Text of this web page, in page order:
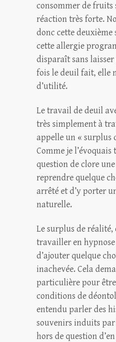
consommer de fruits
réaction très forte.
donc cette deuxième
cette allergie
disparaît sans
fois le deuil fait, elle
d’utilité.
Le travail de deuil
très simplement à
appelle un « surplus
Comme je
question de clore
reprendre quelque
arrêté et d’y porter
naturelle.
Le surplus de réalité,
travailler en
d’ajouter quelque
inachevée. Cela
particulière pour
conditions de
entendu parler des
souvenirs induits par
hors de question